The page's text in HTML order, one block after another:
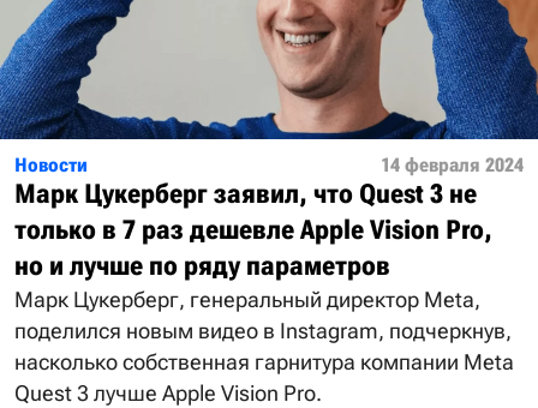
Новости 14 февраля 2024
Марк Цукерберг заявил, что Quest 3 не
только в 7 раз дешевле Apple Vision Pro,
но и лучше по ряду параметров
Марк Цукерберг, генеральный директор Meta,
поделился новым видео в Instagram, подчеркнув,
насколько собственная гарнитура компании Meta
Quest 3 лучше Apple Vision Pro.